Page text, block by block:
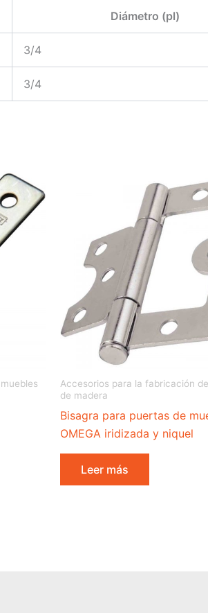
Diámetro (pl)
3/4
3/4
Accesorios para la fabricación
de madera
Bisagra para puertas de
OMEGA iridizada y niquel
Leer más